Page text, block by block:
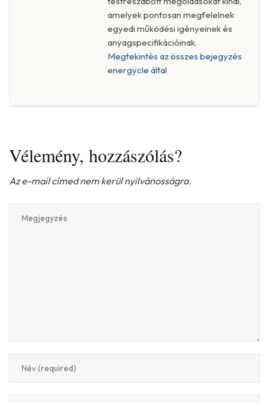
amelyek pontosan megfelelnek
egyedi működési igényeinek és
anyagspecifikációinak.
Megtekintés az összes bejegyzés
energycle által
Vélemény, hozzászólás?
Az e-mail címed nem kerül nyilvánosságra.